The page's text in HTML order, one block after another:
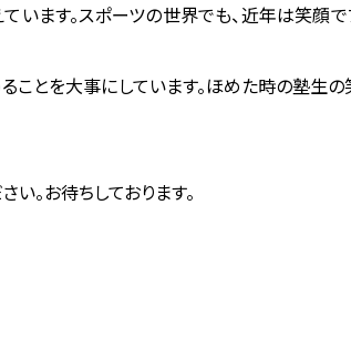
います。スポーツの世界でも、近年は笑顔
ることを大事にしています。ほめた時の塾生
。お待ちしております。